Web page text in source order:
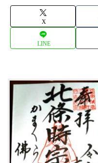
X
LINE